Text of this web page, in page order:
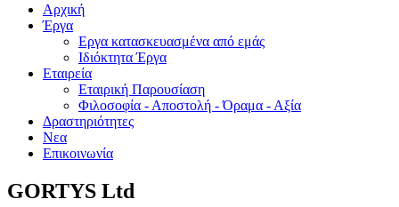
Αρχική
Έργα
Εργα κατασκευασμένα από εμάς
Ιδιόκτητα Έργα
Εταιρεία
Εταιρική Παρουσίαση
Φιλοσοφία - Αποστολή - Όραμα - Αξία
Δραστηριότητες
Νεα
Επικοινωνία
GORTYS Ltd